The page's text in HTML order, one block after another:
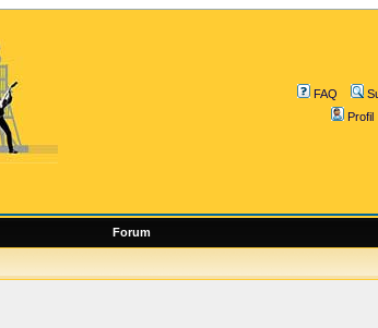
FAQ
Profil
Forum